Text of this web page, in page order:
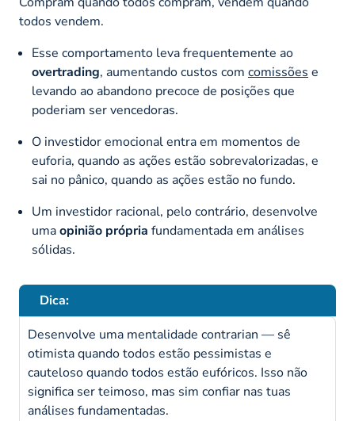
todos vendem.
Esse comportamento leva frequentemente ao
overtrading, aumentando custos com comissõese
levando ao abandono precoce de posições que
poderiam ser vencedoras.
O investidor emocional entra em momentos de
euforia, quando as ações estão sobrevalorizadas, e
sai no pânico, quando as ações estão no fundo.
Um investidor racional, pelo contrário, desenvolve
umaopinião própria fundamentada em análises
sólidas.
Dica:
Desenvolve uma mentalidade contrarian — sê
otimista quando todos estão pessimistas e
cauteloso quando todos estão eufóricos. Isso não
significa ser teimoso, mas sim confiar nas tuas
análises fundamentadas.